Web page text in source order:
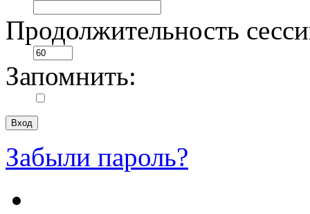
Продолжительность
Запомнить:
Забыли пароль?